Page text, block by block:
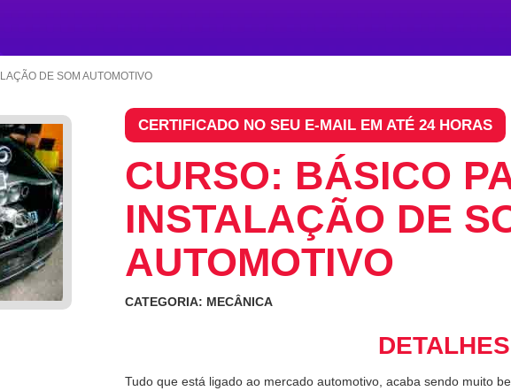
DE SOM AUTOMOTIVO
CERTIFICADO NO SEU E-MAIL EM ATÉ 24 HORAS
CURSO: BÁSICO
INSTALAÇÃO DE
AUTOMOTIVO
CATEGORIA: MECÂNICA
Tudo que está ligado ao mercado automotivo, acaba sendo muito